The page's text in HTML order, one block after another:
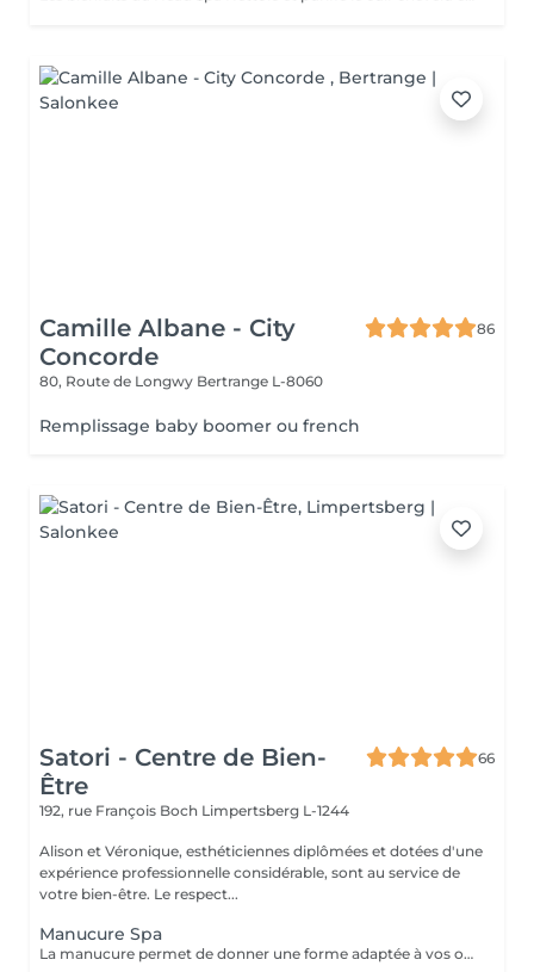
Camille Albane - City
Concorde
86
80, Route de Longwy Bertrange L-8060
Remplissage baby boomer ou french
Satori - Centre de Bien-
Être
66
192, rue François Boch Limpertsberg L-1244
Alison et Véronique, esthéticiennes diplômées et dotées d'une
expérience professionnelle considérable, sont au service de
votre bien-être. Le respect...
Manucure Spa
La manucure permet de donner une forme adaptée à vos ongles grâce au limage. Elle permet aussi de nettoyer et d'embellir vos ongles et vos cuticules pour un rendu net et soigné. Version humide avec trempage et/ou sèche avec les différents embouts adaptés selon besoins. Un gommage exfoliant suivi d'un masque hydratant permettront de compléter ce moment de détente avec un petit massage des mains. Une finition de base transparente sera appliquée si vous le souhaitez.